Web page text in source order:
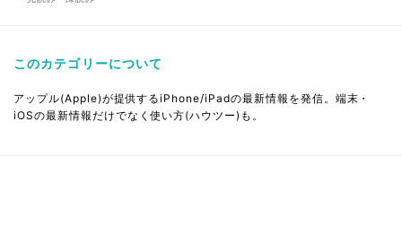
このカテゴリーについて
アップル(Apple)が提供するiPhone/iPadの最新情報を発信。端末・
iOSの最新情報だけでなく使い方(ハウツー)も。